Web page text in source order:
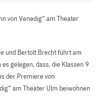
von Venedig“ am Theater
und Bertolt Brecht führt am
gelegen, dass. die Klassen 9
der Premiere von
am Theater Ulm beiwohnen